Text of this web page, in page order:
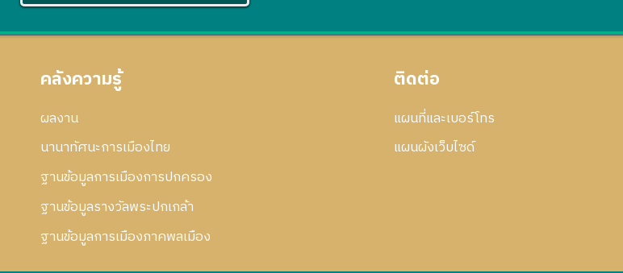
คลังความรู้
ผลงาน
นานาทัศนะการเมืองไทย
ฐานข้อมูลการเมืองการปกครอง
ฐานข้อมูลรางวัลพระปกเกล้า
ฐานข้อมูลการเมืองภาคพลเมือง
ติดต่อ
แผนที่และเบอร์โทร
แผนผังเว็บไซด์